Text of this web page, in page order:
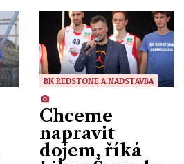
BK REDSTONE A NADSTAVBA
Chceme
napravit
dojem, říká